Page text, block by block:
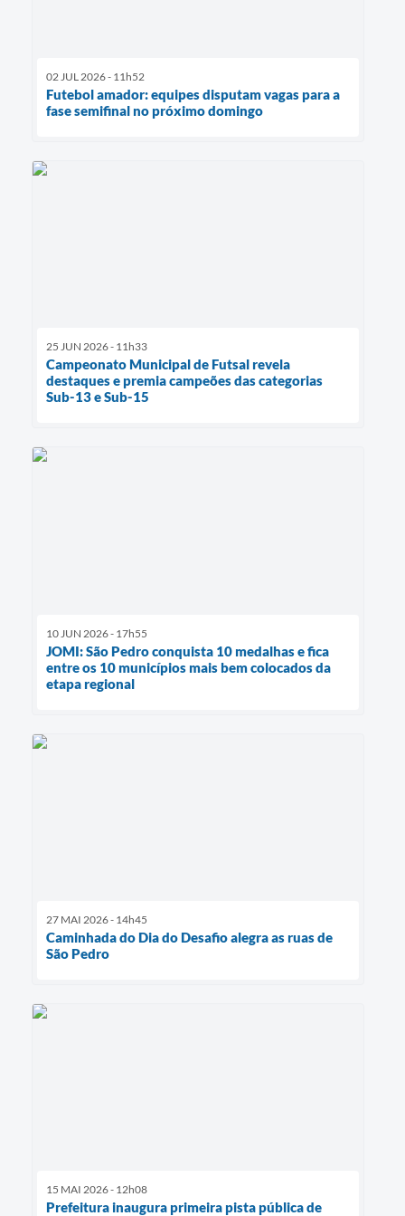
02 JUL 2026 - 11h52
Futebol amador: equipes disputam vagas para a
fase semifinal no próximo domingo
25 JUN 2026 - 11h33
Campeonato Municipal de Futsal revela
destaques e premia campeões das categorias
Sub-13 e Sub-15
10 JUN 2026 - 17h55
JOMI: São Pedro conquista 10 medalhas e fica
entre os 10 municípios mais bem colocados da
etapa regional
27 MAI 2026 - 14h45
Caminhada do Dia do Desafio alegra as ruas de
São Pedro
15 MAI 2026 - 12h08
Prefeitura inaugura primeira pista pública de